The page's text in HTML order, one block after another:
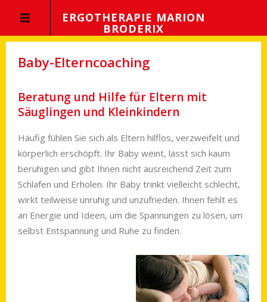
ERGOTHERAPIE MARION
BRODERIX
Baby-Elterncoaching
Beratung und Hilfe für Eltern mit
Säuglingen und Kleinkindern
Häufig fühlen Sie sich als Eltern hilflos, verzweifelt und
körperlich erschöpft. Ihr Baby weint, lässt sich kaum
beruhigen und gibt Ihnen nicht ausreichend Zeit zum
Schlafen und Erholen. Ihr Baby trinkt vielleicht schlecht,
wirkt teilweise unruhig und unzufrieden. Ihnen fehlt es
an Energie und Ideen, um die Span­nungen zu lösen, um
selbst Entspannung und Ruhe zu finden.